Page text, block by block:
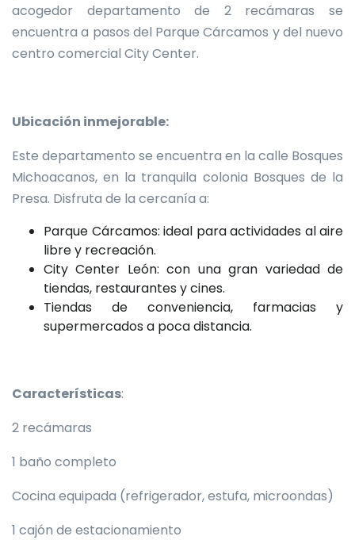
acogedor departamento de 2 recámaras se
encuentra a pasos del Parque Cárcamos y del nuevo
centro comercial City Center.
Ubicación inmejorable:
Este departamento se encuentra en la calle Bosques
Michoacanos, en la tranquila colonia Bosques de la
Presa. Disfruta de la cercanía a:
Parque Cárcamos: ideal para actividades al aire
libre y recreación.
City Center León: con una gran variedad de
tiendas, restaurantes y cines.
Tiendas de conveniencia, farmacias y
supermercados a poca distancia.
Características:
2 recámaras
1 baño completo
Cocina equipada (refrigerador, estufa, microondas)
1 cajón de estacionamiento